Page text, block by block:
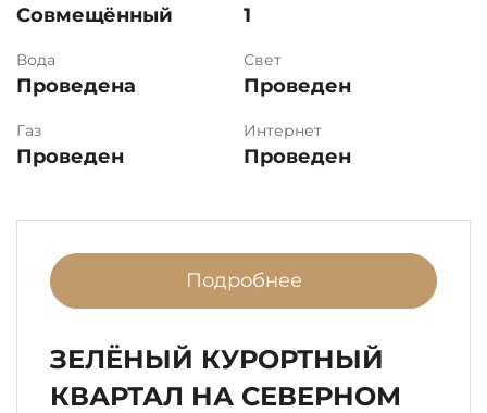
Совмещённый 1
Вода
Проведена
Свет
Проведен
Газ
Проведен
Интернет
Проведен
Подробнее
ЗЕЛЁНЫЙ КУРОРТНЫЙ
КВАРТАЛ НА СЕВЕРНОМ